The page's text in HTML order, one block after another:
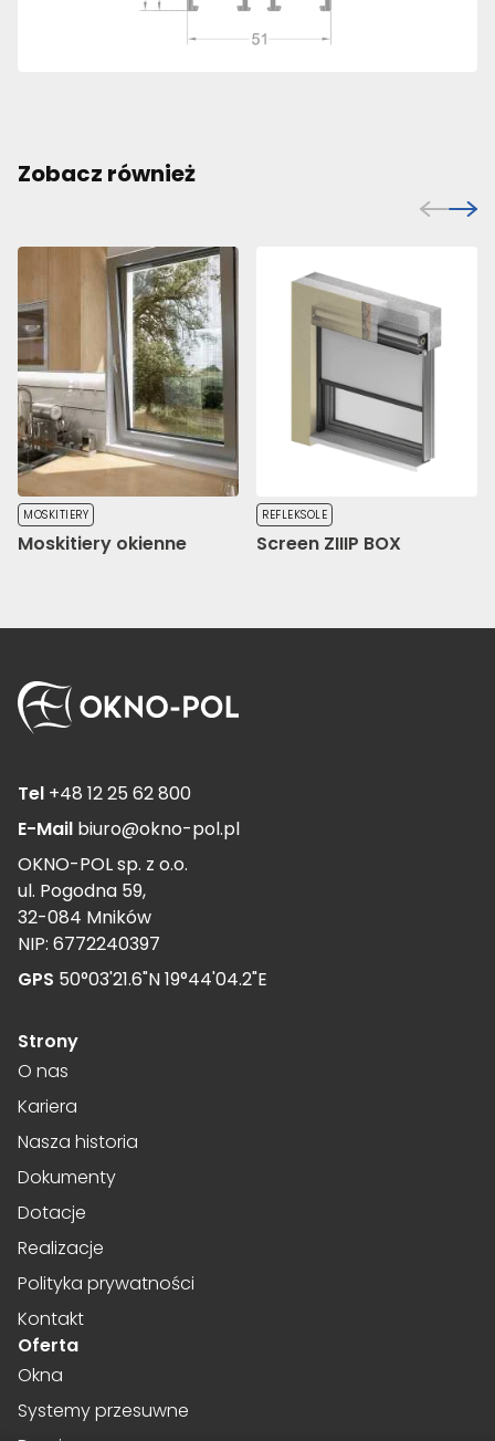
Zobacz również
MOSKITIERY
Moskitiery okienne
REFLEKSOLE
Screen ZIIIP BOX
Tel +48 12 25 62 800
E-Mail biuro@okno-pol.pl
OKNO-POL sp. z o.o.
ul. Pogodna 59,
32-084 Mników
NIP: 6772240397
GPS 50°03'21.6"N 19°44'04.2"E
Strony
O nas
Kariera
Nasza historia
Dokumenty
Dotacje
Realizacje
Polityka prywatności
Kontakt
Oferta
Okna
Systemy przesuwne